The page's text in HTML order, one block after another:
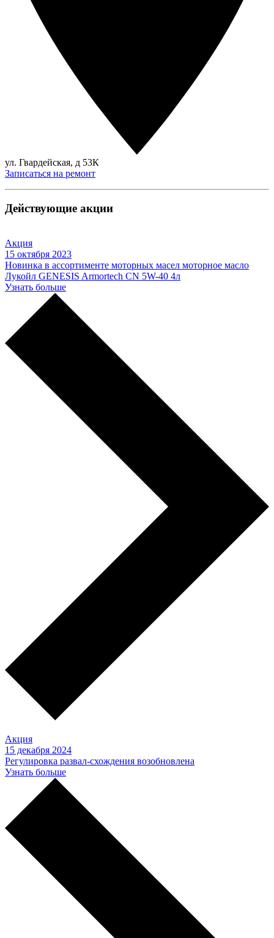
ул. Гвардейская, д 53К
Записаться на ремонт
Действующие акции
Акция
15 октября 2023
Новинка в ассортименте моторных масел моторное масло
Лукойл GENESIS Armortech CN 5W-40 4л
Узнать больше
Акция
15 декабря 2024
Регулировка развал-схождения возобновлена
Узнать больше